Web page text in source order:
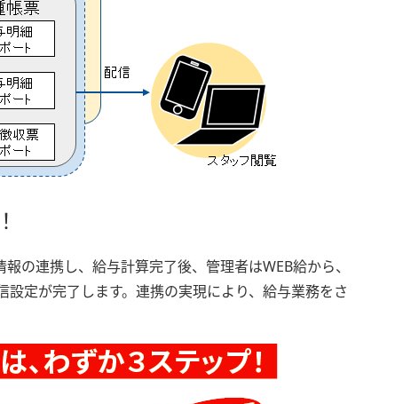
の連携し、給与計算完了後、管理者はWEB給から、
定が完了します。連携の実現により、給与業務をさ